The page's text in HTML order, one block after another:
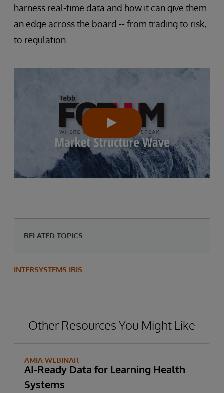
harness real-time data and how it can give them
an edge across the board -- from trading to risk,
to regulation.
RELATED TOPICS
INTERSYSTEMS IRIS
Other Resources You Might Like
AMIA WEBINAR
AI-Ready Data for Learning Health
Systems